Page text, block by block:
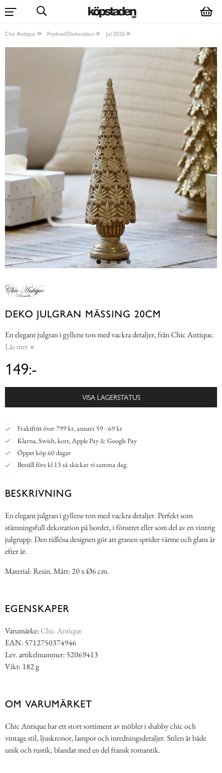
Chic Antique Prydnad/Dekoration Jul 2026
DEKO JULGRAN MÄSSING 20CM
En elegant julgran i gyllene ton med vackra detaljer, från Chic Antique.
Läs mer
149:-
VISA LAGERSTATUS
Fraktfritt över 799 kr, annars 59 - 69 kr
Klarna, Swish, kort, Apple Pay & Google Pay
Öppet köp 60 dagar
Beställ före kl 13 så skickar vi samma dag.
BESKRIVNING
En elegant julgran i gyllene ton med vackra detaljer. Perfekt som
stämningsfull dekoration på bordet, i fönstret eller som del av en vintrig
julgrupp. Den tidlösa designen gör att granen sprider värme och glans år
efter år.
Material: Resin. Mått: 20 x Ø6 cm.
EGENSKAPER
Varumärke:Chic Antique
EAN: 5712750374946
Lev. artikelnummer: 52069413
Vikt: 182 g
OM VARUMÄRKET
Chic Antique har ett stort sortiment av möbler i shabby chic och
vintage stil, ljuskronor, lampor och inredningsdetaljer. Stilen är både
unik och rustik, blandat med en del fransk romantik.